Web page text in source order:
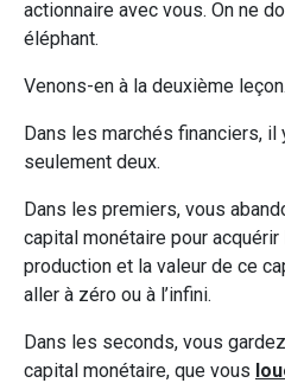
actionnaire avec vous. On ne
éléphant.
Venons-en à la deuxième leçon.
Dans les marchés financiers,
seulement deux.
Dans les premiers, vous
capital monétaire pour
production et la valeur de ce
aller à zéro ou à l’infini.
Dans les seconds, vous
capital monétaire, que vous